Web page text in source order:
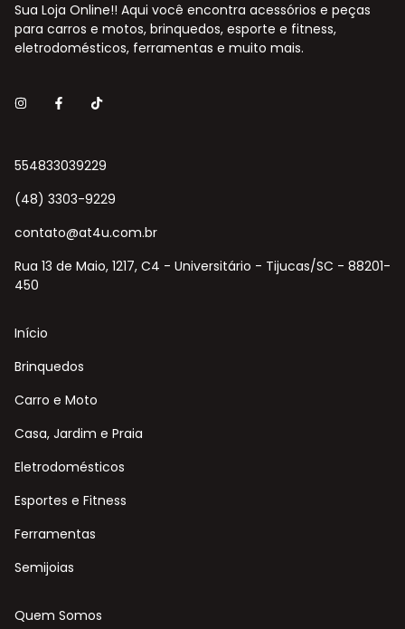
Sua Loja Online!! Aqui você encontra acessórios e peças
para carros e motos, brinquedos, esporte e fitness,
eletrodomésticos, ferramentas e muito mais.
554833039229
(48) 3303-9229
contato@at4u.com.br
Rua 13 de Maio, 1217, C4 - Universitário - Tijucas/SC - 88201-
450
Início
Brinquedos
Carro e Moto
Casa, Jardim e Praia
Eletrodomésticos
Esportes e Fitness
Ferramentas
Semijoias
Quem Somos